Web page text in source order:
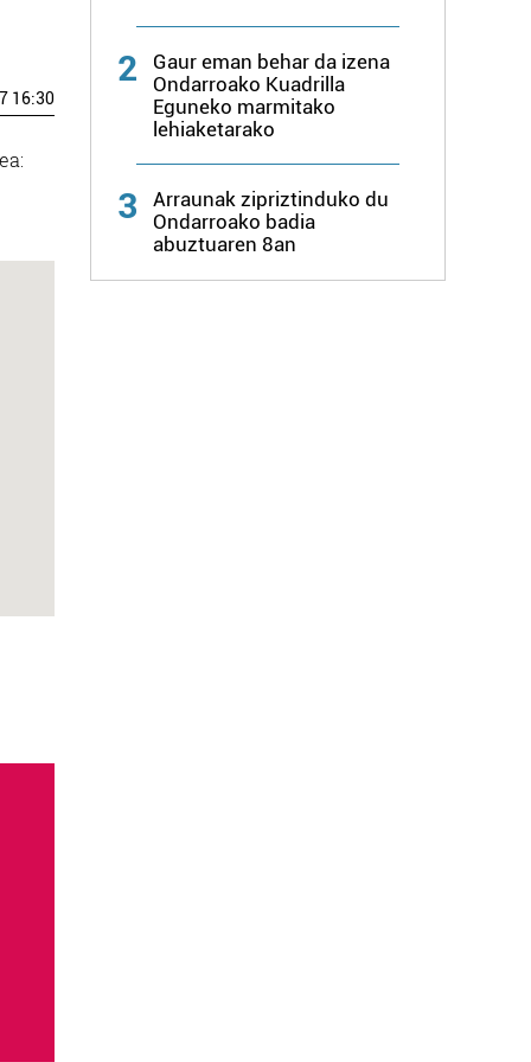
16:30
2
Gaur eman behar da izena
Ondarroako Kuadrilla
Eguneko marmitako
lehiaketarako
3
Arraunak zipriztinduko du
Ondarroako badia
abuztuaren 8an